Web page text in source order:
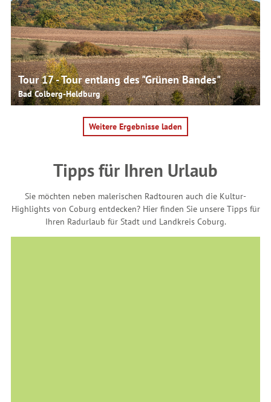
Tour 17 - Tour entlang des "Grünen Bandes"
Bad Colberg-Heldburg
Weitere Ergebnisse laden
Tipps für Ihren Urlaub
Sie möchten neben malerischen Radtouren auch die Kultur-
Highlights von Coburg entdecken? Hier finden Sie unsere Tipps für
Ihren Radurlaub für Stadt und Landkreis Coburg.